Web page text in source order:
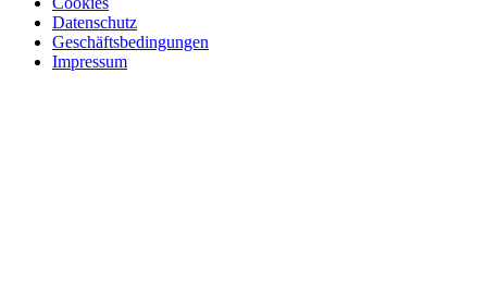
Datenschutz
Geschäftsbedingungen
Impressum